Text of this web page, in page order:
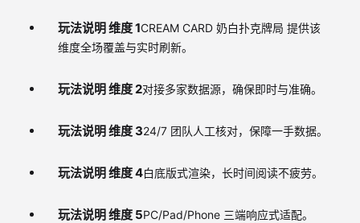
玩法说明 维度 1CREAM CARD 奶白扑克牌局 提供该
维度全场覆盖与实时刷新。
玩法说明 维度 2对接多家数据源，确保即时与准确。
玩法说明 维度 324/7 团队人工核对，保障一手数据。
玩法说明 维度 4白底版式渲染，长时间阅读不疲劳。
玩法说明 维度 5PC/Pad/Phone 三端响应式适配。